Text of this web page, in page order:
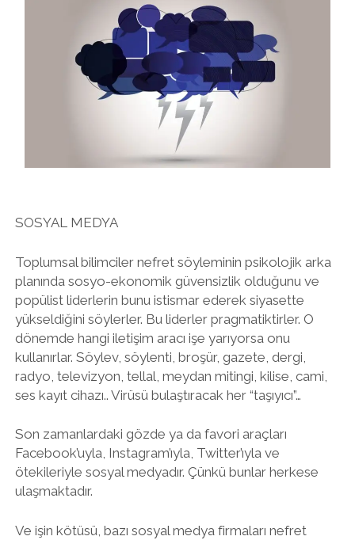
SOSYAL MEDYA
Toplumsal bilimciler nefret söyleminin psikolojik arka
planında sosyo-ekonomik güvensizlik olduğunu ve
popülist liderlerin bunu istismar ederek siyasette
yükseldiğini söylerler. Bu liderler pragmatiktirler. O
dönemde hangi iletişim aracı işe yarıyorsa onu
kullanırlar. Söylev, söylenti, broşür, gazete, dergi,
radyo, televizyon, tellal, meydan mitingi, kilise, cami,
ses kayıt cihazı.. Virüsü bulaştıracak her “taşıyıcı”…
Son zamanlardaki gözde ya da favori araçları
Facebook’uyla, Instagram’ıyla, Twitter’ıyla ve
ötekileriyle sosyal medyadır. Çünkü bunlar herkese
ulaşmaktadır.
Ve işin kötüsü, bazı sosyal medya firmaları nefret